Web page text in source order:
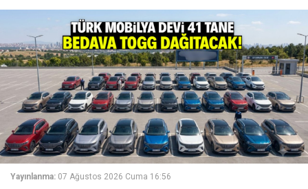
Yayınlanma: 07 Ağustos 2026 Cuma 16:56